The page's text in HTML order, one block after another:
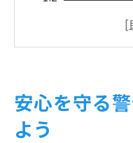
地域社会へ貢献
安心を守る
よう